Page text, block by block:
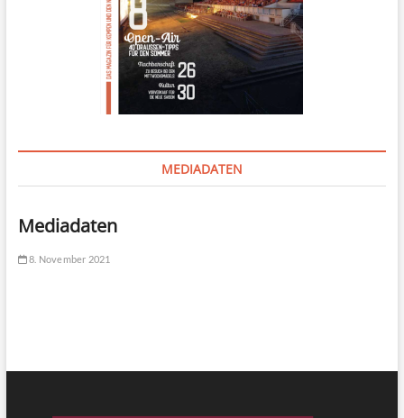
MEDIADATEN
Mediadaten
8. November 2021